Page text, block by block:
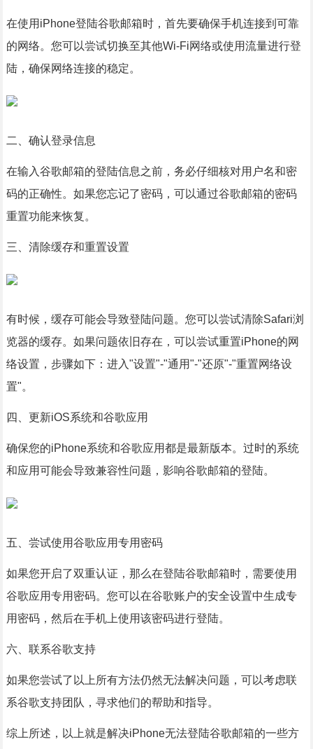
在使用iPhone登陆谷歌邮箱时，首先要确保手机连接到可靠
的网络。您可以尝试切换至其他Wi-Fi网络或使用流量进行登
陆，确保网络连接的稳定。
二、确认登录信息
在输入谷歌邮箱的登陆信息之前，务必仔细核对用户名和密
码的正确性。如果您忘记了密码，可以通过谷歌邮箱的密码
重置功能来恢复。
三、清除缓存和重置设置
有时候，缓存可能会导致登陆问题。您可以尝试清除Safari浏
览器的缓存。如果问题依旧存在，可以尝试重置iPhone的网
络设置，步骤如下：进入"设置"-"通用"-"还原"-"重置网络设
置"。
四、更新iOS系统和谷歌应用
确保您的iPhone系统和谷歌应用都是最新版本。过时的系统
和应用可能会导致兼容性问题，影响谷歌邮箱的登陆。
五、尝试使用谷歌应用专用密码
如果您开启了双重认证，那么在登陆谷歌邮箱时，需要使用
谷歌应用专用密码。您可以在谷歌账户的安全设置中生成专
用密码，然后在手机上使用该密码进行登陆。
六、联系谷歌支持
如果您尝试了以上所有方法仍然无法解决问题，可以考虑联
系谷歌支持团队，寻求他们的帮助和指导。
综上所述，以上就是解决iPhone无法登陆谷歌邮箱的一些方